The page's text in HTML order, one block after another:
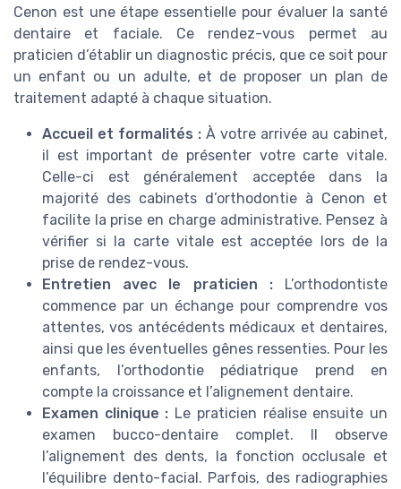
Cenon est une étape essentielle pour évaluer la santé
dentaire et faciale. Ce rendez-vous permet au
praticien d’établir un diagnostic précis, que ce soit pour
un enfant ou un adulte, et de proposer un plan de
traitement adapté à chaque situation.
Accueil et formalités : À votre arrivée au cabinet,
il est important de présenter votre carte vitale.
Celle-ci est généralement acceptée dans la
majorité des cabinets d’orthodontie à Cenon et
facilite la prise en charge administrative. Pensez à
vérifier si la carte vitale est acceptée lors de la
prise de rendez-vous.
Entretien avec le praticien :L’orthodontiste
commence par un échange pour comprendre vos
attentes, vos antécédents médicaux et dentaires,
ainsi que les éventuelles gênes ressenties. Pour les
enfants, l’orthodontie pédiatrique prend en
compte la croissance et l’alignement dentaire.
Examen clinique : Le praticien réalise ensuite un
examen bucco-dentaire complet. Il observe
l’alignement des dents, la fonction occlusale et
l’équilibre dento-facial. Parfois, des radiographies